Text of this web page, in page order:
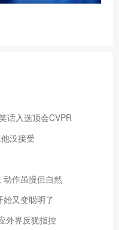
话入选顶会CVPR
没接受
动作虽慢但自然
又变聪明了
外界反犹指控